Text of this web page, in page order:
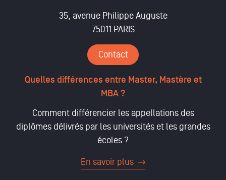
35, avenue Philippe Auguste
75011 PARIS
Contact
Quelles différences entre Master, Mastère et
MBA ?
Comment différencier les appellations des
diplômes délivrés par les universités et les grandes
écoles ?
En savoir plus